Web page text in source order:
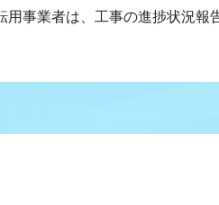
用事業者は、工事の進捗状況報